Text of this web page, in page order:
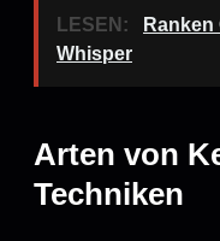
LESEN:
Whisper
Arten von
Techniken